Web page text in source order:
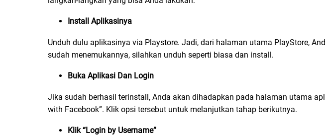
Install Aplikasinya
Unduh dulu aplikasinya via Playstore. Jadi, dari halaman utama PlayStore,
sudah menemukannya, silahkan unduh seperti biasa dan install.
Buka Aplikasi Dan Login
Jika sudah berhasil terinstall, Anda akan dihadapkan pada halaman utama
with Facebook”. Klik opsi tersebut untuk melanjutkan tahap berikutnya.
Klik “Login by Username”